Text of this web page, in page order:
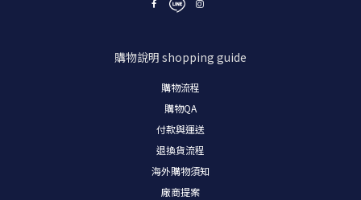
購物說明 shopping guide
購物流程
購物QA
付款與運送
退換貨流程
海外購物須知
廠商提案